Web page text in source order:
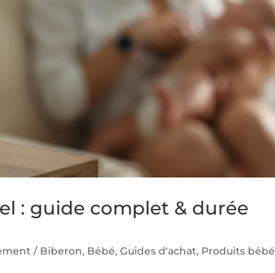
: guide complet & durée
/ Biberon, Bébé,Guides d'achat, Produits bébé